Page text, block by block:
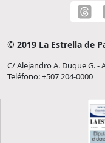
© 2019 La Estrella de
C/ Alejandro A. Duque G. -
Teléfono: +507 204-0000